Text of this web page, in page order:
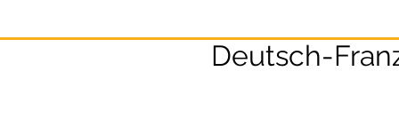
Deutsch-